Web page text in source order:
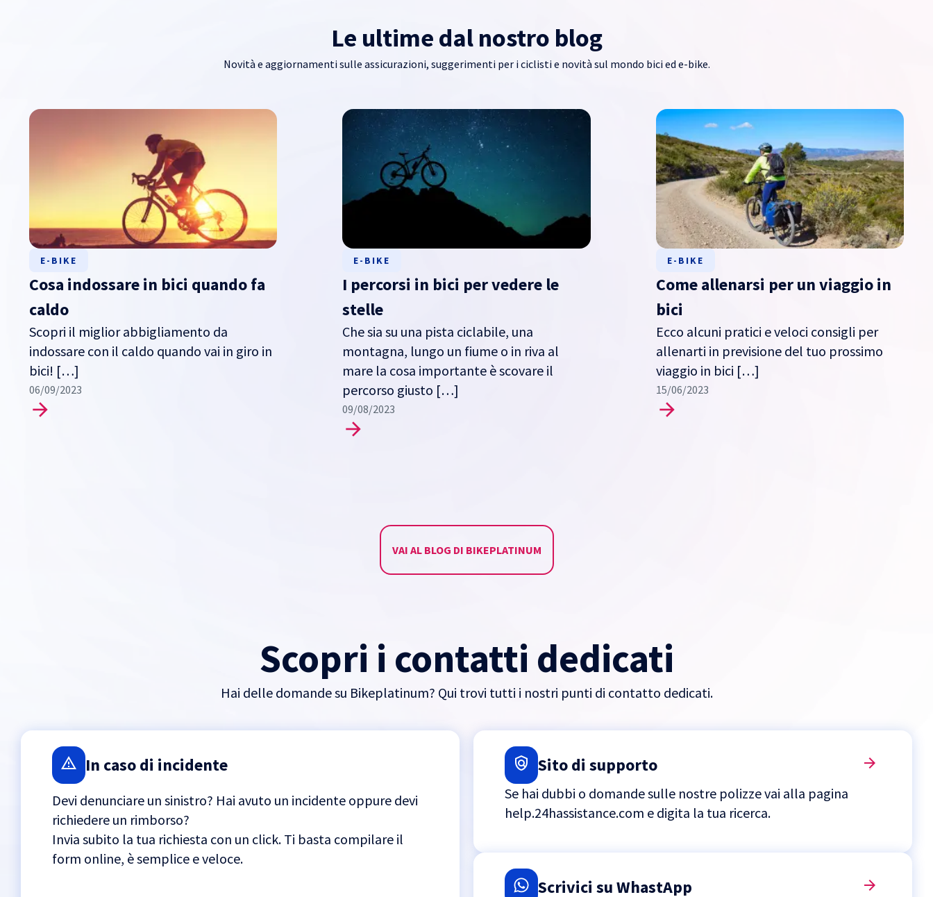
Le ultime dal nostro blog
Novità e aggiornamenti sulle assicurazioni, suggerimenti per i ciclisti e novità sul mondo bici ed e-bike.
E-BIKE
Cosa indossare in bici quando fa
caldo
Scopri il miglior abbigliamento da
indossare con il caldo quando vai in giro in
bici! […]
06/09/2023
E-BIKE
I percorsi in bici per vedere le
stelle
Che sia su una pista ciclabile, una
montagna, lungo un fiume o in riva al
mare la cosa importante è scovare il
percorso giusto […]
09/08/2023
E-BIKE
Come allenarsi per un viaggio in
bici
Ecco alcuni pratici e veloci consigli per
allenarti in previsione del tuo prossimo
viaggio in bici […]
15/06/2023
VAI AL BLOG DI BIKEPLATINUM
Scopri i contatti dedicati
Hai delle domande su Bikeplatinum? Qui trovi tutti i nostri punti di contatto dedicati.
In caso di incidente
Devi denunciare un sinistro? Hai avuto un incidente oppure devi
richiedere un rimborso?
Invia subito la tua richiesta con un click. Ti basta compilare il
form online, è semplice e veloce.
Sito di supporto
Se hai dubbi o domande sulle nostre polizze vai alla pagina
help.24hassistance.com e digita la tua ricerca.
Scrivici su WhastApp